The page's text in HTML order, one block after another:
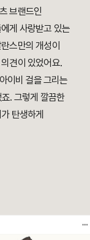
브랜드인
게 사랑받고 있는
스만의 개성이
견이 있었어요.
이비 걸을 그리는
. 그렇게 깔끔한
탄생하게